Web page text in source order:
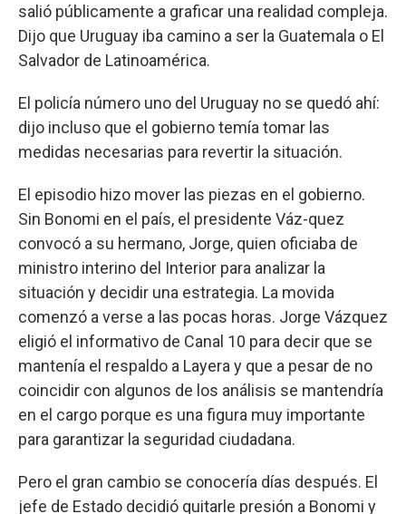
salió públicamente a graficar una realidad compleja.
Dijo que Uruguay iba camino a ser la Guatemala o El
Salvador de Latinoamérica.
El policía número uno del Uruguay no se quedó ahí:
dijo incluso que el gobierno temía tomar las
medidas necesarias para revertir la situación.
El episodio hizo mover las piezas en el gobierno.
Sin Bonomi en el país, el presidente Váz-quez
convocó a su hermano, Jorge, quien oficiaba de
ministro interino del Interior para analizar la
situación y decidir una estrategia. La movida
comenzó a verse a las pocas horas. Jorge Vázquez
eligió el informativo de Canal 10 para decir que se
mantenía el respaldo a Layera y que a pesar de no
coincidir con algunos de los análisis se mantendría
en el cargo porque es una figura muy importante
para garantizar la seguridad ciudadana.
Pero el gran cambio se conocería días después. El
jefe de Estado decidió quitarle presión a Bonomi y